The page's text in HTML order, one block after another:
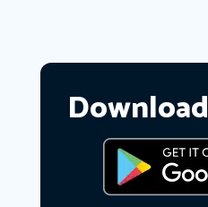
Download